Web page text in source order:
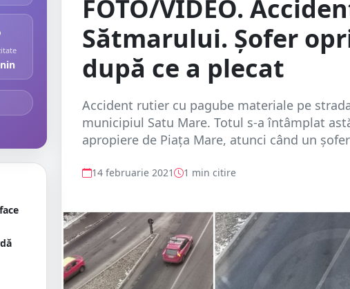
FOTO/VIDEO.
Sătmarului. Șofer
după ce a plecat
Accident rutier cu pagube materiale pe
municipiul Satu Mare. Totul s-a întâmplat
apropiere de Piața Mare, atunci când un
14 februarie 2021 1 min citire